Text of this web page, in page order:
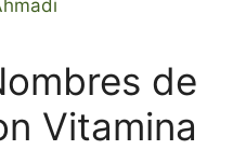
de
Vitamina